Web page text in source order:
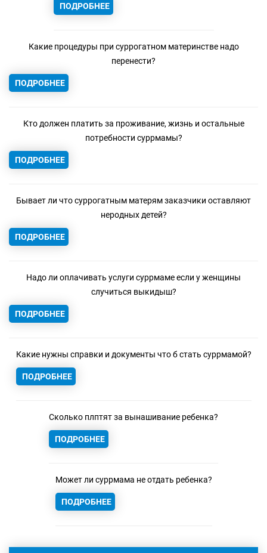
ПОДРОБНЕЕ
Какие процедуры при суррогатном материнстве надо
перенести?
ПОДРОБНЕЕ
Кто должен платить за проживание, жизнь и остальные
потребности суррмамы?
ПОДРОБНЕЕ
Бывает ли что суррогатным матерям заказчики оставляют
неродных детей?
ПОДРОБНЕЕ
Надо ли оплачивать услуги суррмаме если у женщины
случиться выкидыш?
ПОДРОБНЕЕ
Какие нужны справки и документы что б стать суррмамой?
ПОДРОБНЕЕ
Сколько плптят за вынашивание ребенка?
ПОДРОБНЕЕ
Может ли суррмама не отдать ребенка?
ПОДРОБНЕЕ